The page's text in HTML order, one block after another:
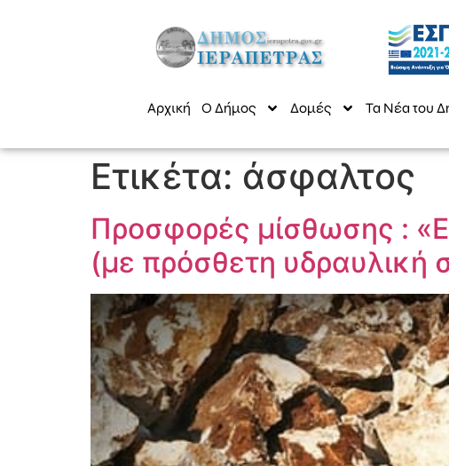
Αρχική Ο Δήμος Δομές Τα Νέα του
Ετικέτα: άσφαλτος
Προσφορές μίσθωσης :
(με πρόσθετη υδραυλική